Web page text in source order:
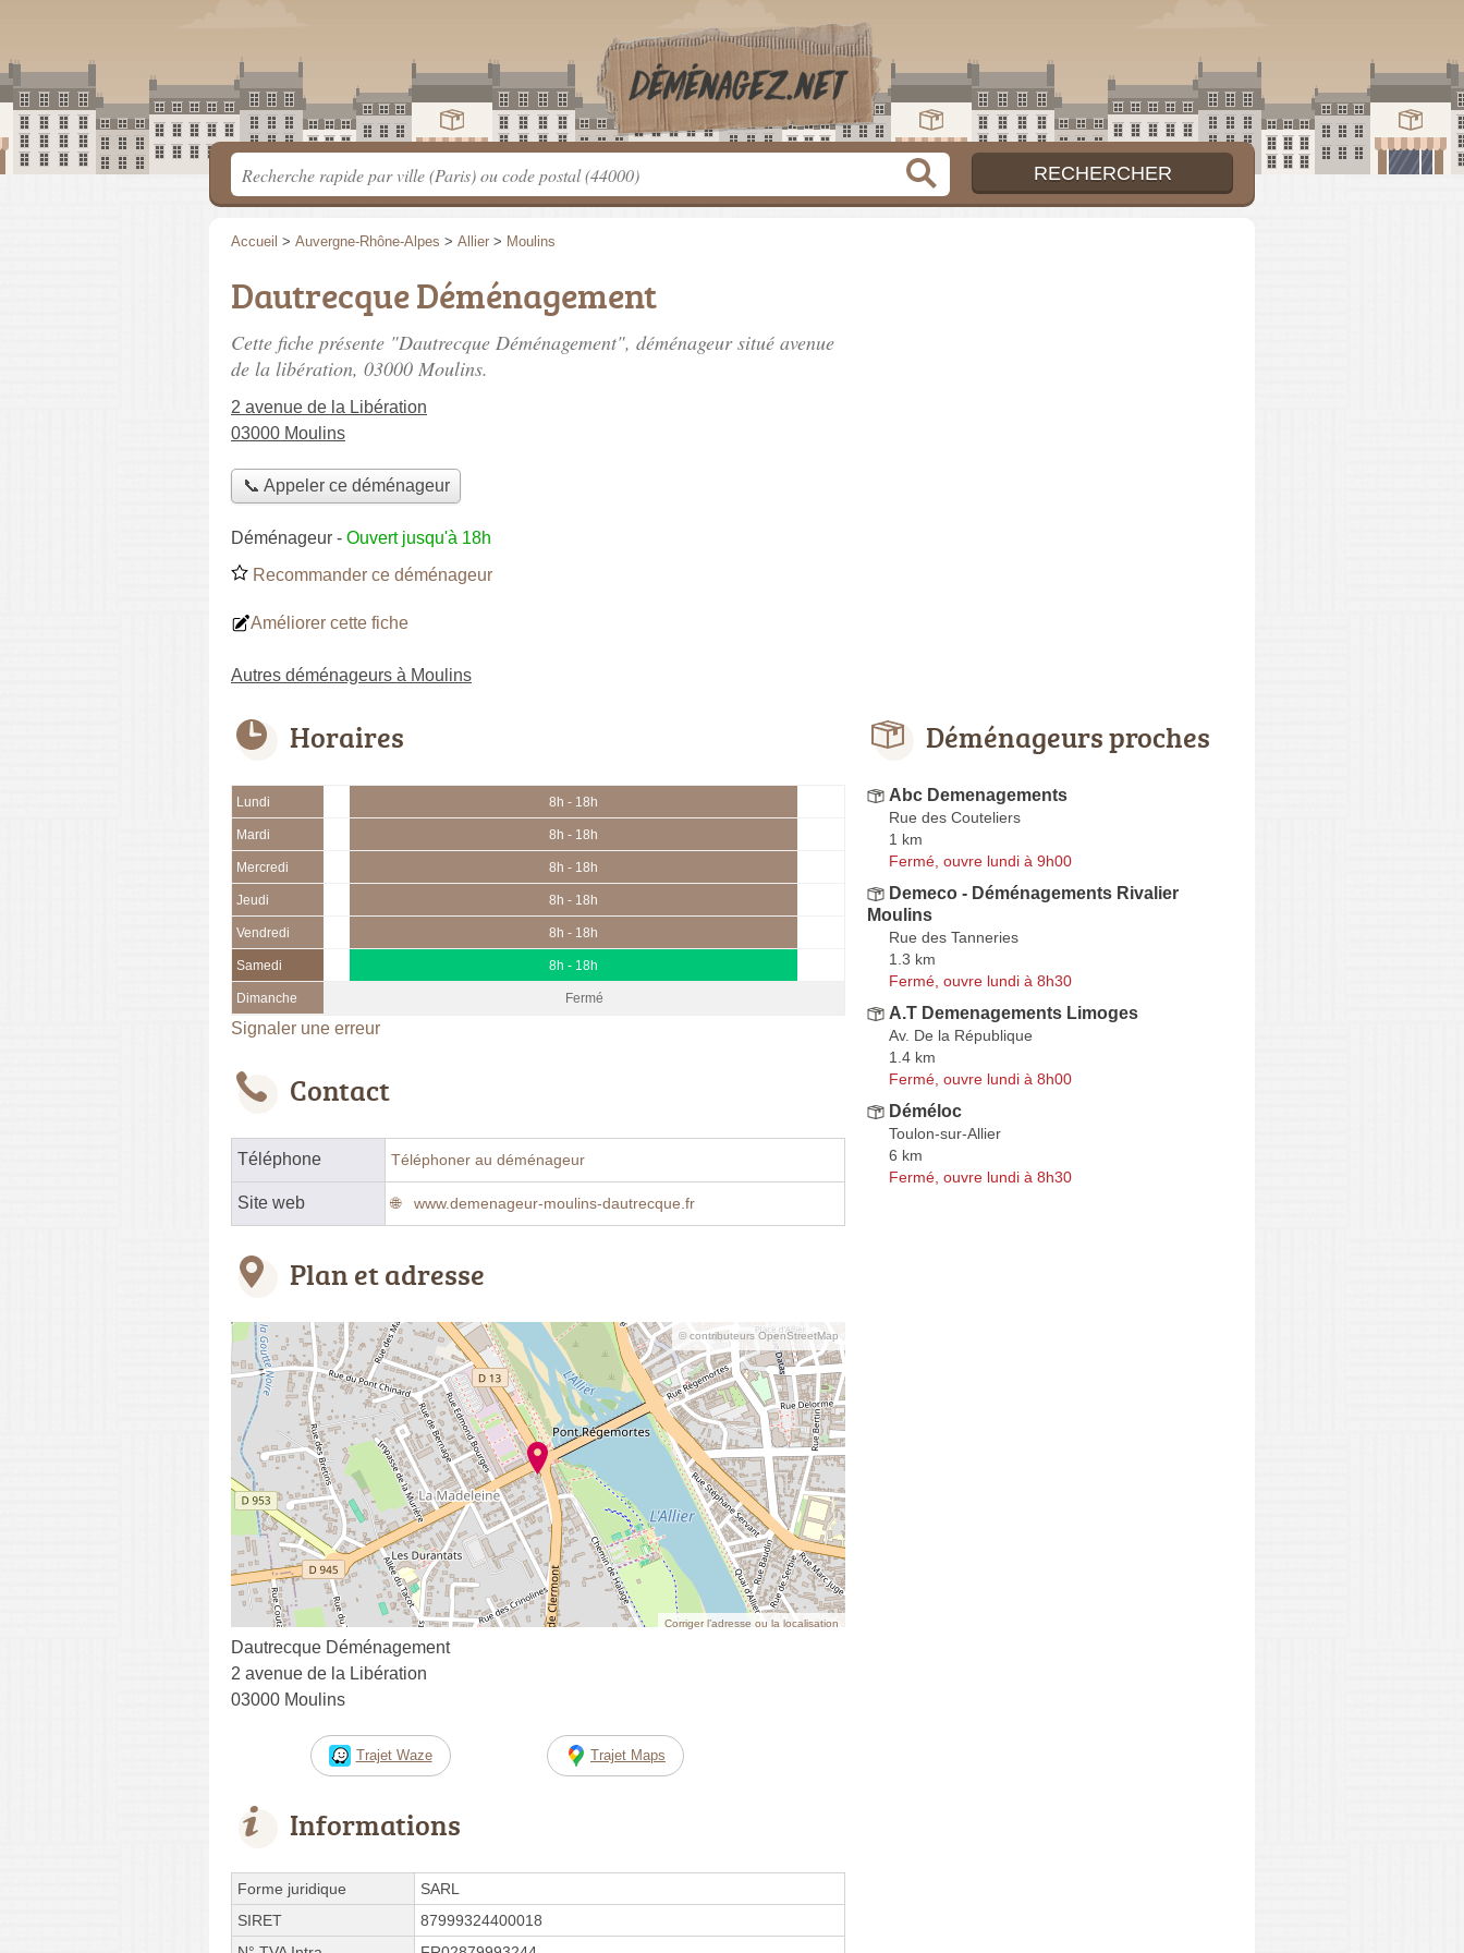
Accueil > Auvergne-Rhône-Alpes > Allier > Moulins
Dautrecque Déménagement
Cette fiche présente "Dautrecque Déménagement", déménageur situé avenue
de la libération, 03000 Moulins.
2 avenue de la Libération
03000 Moulins
📞 Appeler ce déménageur
Déménageur - Ouvert jusqu'à 18h
Recommander ce déménageur
Améliorer cette fiche
Autres déménageurs à Moulins
Horaires
Lundi 8h - 18h
Mardi 8h - 18h
Mercredi 8h - 18h
Jeudi 8h - 18h
Vendredi 8h - 18h
Samedi 8h - 18h
Dimanche Fermé
Signaler une erreur
Contact
Téléphone Téléphoner au déménageur
Site web www.demenageur-moulins-dautrecque.fr
Plan et adresse
© contributeurs OpenStreetMap
Corriger l’adresse ou la localisation
Dautrecque Déménagement
2 avenue de la Libération
03000 Moulins
Trajet Waze Trajet Maps
Informations
Forme juridique
SARL
SIRET
87999324400018
Déménageurs proches
Abc Demenagements
Rue des Couteliers
1 km
Fermé, ouvre lundi à 9h00
Demeco - Déménagements Rivalier
Moulins
Rue des Tanneries
1.3 km
Fermé, ouvre lundi à 8h30
A.T Demenagements Limoges
Av. De la République
1.4 km
Fermé, ouvre lundi à 8h00
Déméloc
Toulon-sur-Allier
6 km
Fermé, ouvre lundi à 8h30